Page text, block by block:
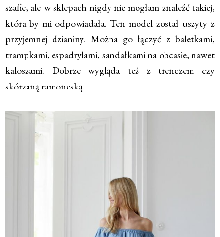
szafie, ale w sklepach nigdy nie mogłam znaleźć takiej,
która by mi odpowiadała. Ten model został uszyty z
przyjemnej dzianiny. Można go łączyć z baletkami,
trampkami, espadrylami, sandałkami na obcasie, nawet
kaloszami. Dobrze wygląda też z trenczem czy
skórzaną ramoneską.